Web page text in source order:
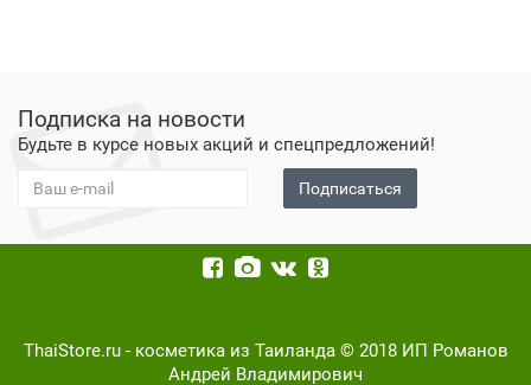
Подписка на новости
Будьте в курсе новых акций и спецпредложений!
Подписаться
ThaiStore.ru - косметика из Таиланда © 2018 ИП Романов
Андрей Владимирович